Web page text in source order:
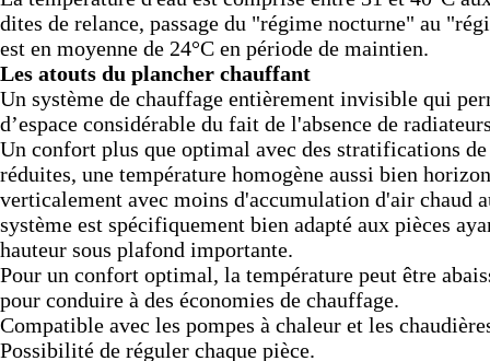
dites de relance, passage du "régime nocturne" au
est en moyenne de 24°C en période de maintien.
Les atouts du plancher chauffant
Un système de chauffage entièrement invisible qui
d’espace considérable du fait de l'absence de
Un confort plus que optimal avec des stratifications
réduites, une température homogène aussi bien
verticalement avec moins d'accumulation d'air chaud
système est spécifiquement bien adapté aux pièces
hauteur sous plafond importante.
Pour un confort optimal, la température peut être
pour conduire à des économies de chauffage.
Compatible avec les pompes à chaleur et les
Possibilité de réguler chaque pièce.